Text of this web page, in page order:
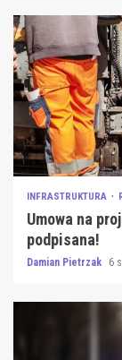
INFRASTRUKTURA
Umowa na
podpisana!
Damian Pietrzak 6